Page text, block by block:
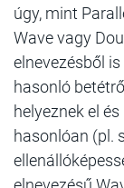
úgy, mint
Wave vagy
elnevezésből
hasonló
helyeznek el
hasonlóan (pl.